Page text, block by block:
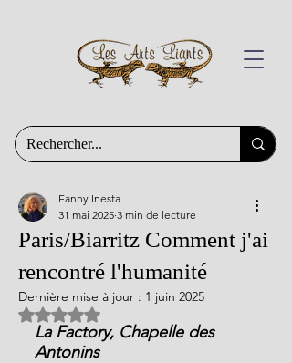
Paris/Biarritz Comment j'ai
rencontré l'humanité
Fanny Inesta
31 mai 2025 3 min de lecture
Dernière mise à jour : 1 juin 2025
Noté NaN étoiles sur 5.
La Factory, Chapelle des
Antonins